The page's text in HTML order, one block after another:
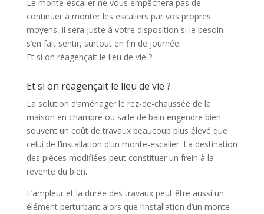
Le monte-escalier ne vous empêchera pas de
continuer à monter les escaliers par vos propres
moyens, il sera juste à votre disposition si le besoin
s’en fait sentir, surtout en fin de journée.
Et si on réagençait le lieu de vie ?
Et si on réagençait le lieu de vie ?
La solution d’aménager le rez-de-chaussée de la
maison en chambre ou salle de bain engendre bien
souvent un coût de travaux beaucoup plus élevé que
celui de l’installation d’un monte-escalier. La destination
des pièces modifiées peut constituer un frein à la
revente du bien.
L’ampleur et la durée des travaux peut être aussi un
élément perturbant alors que l’installation d’un monte-